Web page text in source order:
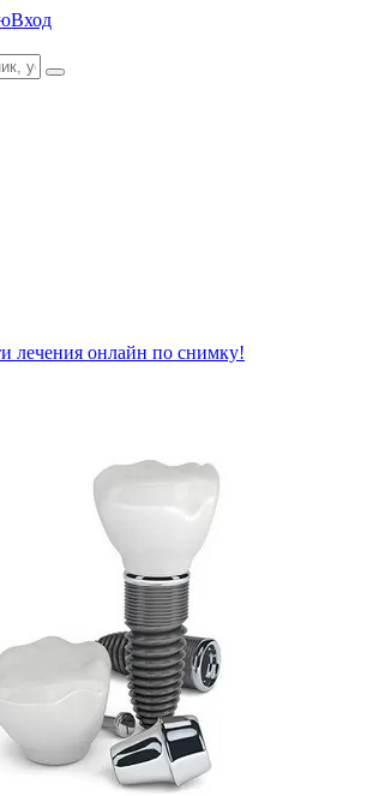
Вход
лечения онлайн по снимку!